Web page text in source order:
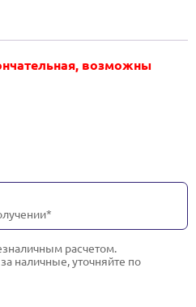
возможны
расчетом.
наличные, уточняйте по